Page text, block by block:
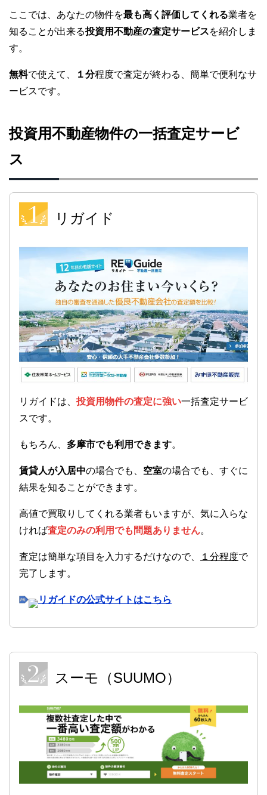
ここでは、あなたの物件を最も高く評価してくれる業者を
知ることが出来る投資用不動産の査定サービスを紹介しま
す。
無料で使えて、 １分程度で査定が終わる、簡単で便利なサ
ービスです。
投資用不動産物件の一括査定サービ
ス
リガイド
リガイドは、 投資用物件の査定に強い一括査定サービ
スです。
もちろん、 多摩市でも利用できます。
賃貸人が入居中の場合でも、 空室の場合でも、すぐに
結果を知ることができます。
高値で買取りしてくれる業者もいますが、気に入らな
ければ査定のみの利用でも問題ありません。
査定は簡単な項目を入力するだけなので、 １分程度で
完了します。
リガイドの公式サイトはこちら
スーモ（SUUMO）